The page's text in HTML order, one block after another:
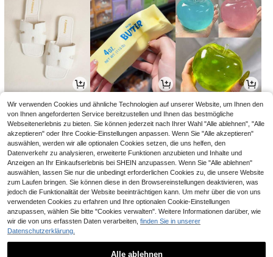
11,59€ 2,78€ 3,67€3,68€
18 11 2
Wir verwenden Cookies und ähnliche Technologien auf unserer Website, um Ihnen den
von Ihnen angeforderten Service bereitzustellen und Ihnen das bestmögliche
Webseitenerlebnis zu bieten. Sie können jederzeit nach Ihrer Wahl "Alle ablehnen", "Alle
akzeptieren" oder Ihre Cookie-Einstellungen anpassen. Wenn Sie "Alle akzeptieren"
auswählen, werden wir alle optionalen Cookies setzen, die uns helfen, den
Datenverkehr zu analysieren, erweiterte Funktionen anzubieten und Inhalte und
Anzeigen an Ihr Einkaufserlebnis bei SHEIN anzupassen. Wenn Sie "Alle ablehnen"
auswählen, lassen Sie nur die unbedingt erforderlichen Cookies zu, die unsere Website
zum Laufen bringen. Sie können diese in den Browsereinstellungen deaktivieren, was
jedoch die Funktionalität der Website beeinträchtigen kann. Um mehr über die von uns
verwendeten Cookies zu erfahren und Ihre optionalen Cookie-Einstellungen
anzupassen, wählen Sie bitte "Cookies verwalten". Weitere Informationen darüber, wie
wir die von uns erfassten Daten verarbeiten, finden Sie in unserer
Datenschutzerklärung.
Alle ablehnen